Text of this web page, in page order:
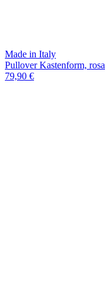
Made in Italy
Pullover Kastenform, rosa
79,90 €